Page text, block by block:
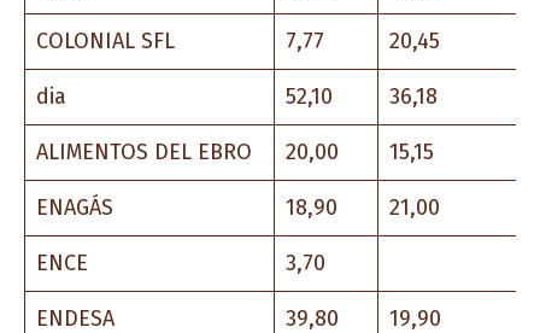
COLONIAL SFL 7,77 20,45
dia 52,10 36,18
ALIMENTOS DEL EBRO 20,00 15,15
ENAGÁS 18,90 21,00
ENCE 3,70
ENDESA 39,80 19,90